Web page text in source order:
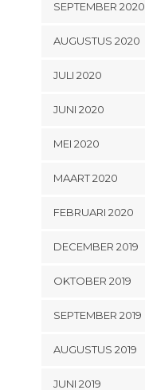
SEPTEMBER 2020
AUGUSTUS 2020
JULI 2020
JUNI 2020
MEI 2020
MAART 2020
FEBRUARI 2020
DECEMBER 2019
OKTOBER 2019
SEPTEMBER 2019
AUGUSTUS 2019
JUNI 2019